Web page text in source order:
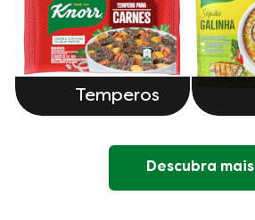
Temperos
Descubra mais